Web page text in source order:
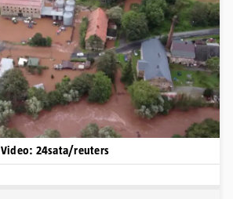
Pokretanje videa...
| Video: 24sata/reuters